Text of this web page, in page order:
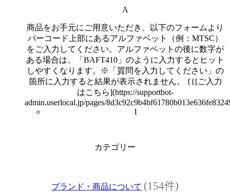
A
商品をお手元にご用意いただき、以下のフォームより
バーコード上部にあるアルファベット（例：MTSC）
をご入力してください。アルファベットの後に数字が
ある場合は、「BAFT410」のように入力するとヒット
しやすくなります。※「質問を入力してください」の
箇所に入力すると結果が表示されません。 {{[ご入力
はこちら](https://supportbot-
admin.userlocal.jp/pages/
1
カテゴリー
ブランド・商品について (154件)